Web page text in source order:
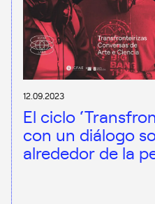
12.09.2023
El ciclo
con un diálogo
alrededor de la